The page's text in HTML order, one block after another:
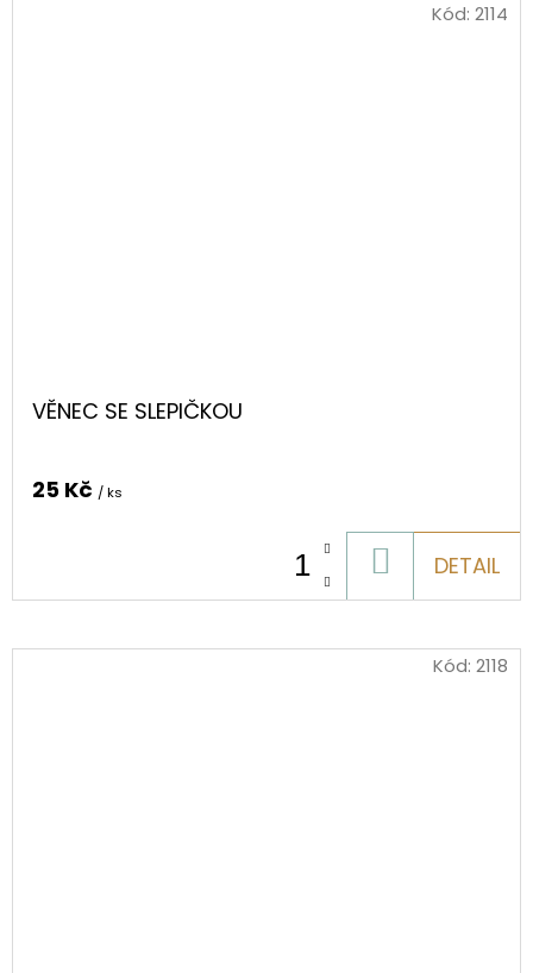
VĚNEC SE SLEPIČKOU
25 Kč / ks
KOŠÍKU
DETAIL
Kód: 2114
Kód: 2118